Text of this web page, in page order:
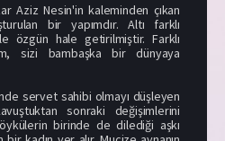
Aziz Nesin'in kaleminden çıkan
bir yapımdır. Altı farklı
özgün hale getirilmiştir. Farklı
sizi bambaşka bir dünyaya
servet sahibi olmayı düşleyen
sonraki değişimlerini
birinde de dilediği aşkı